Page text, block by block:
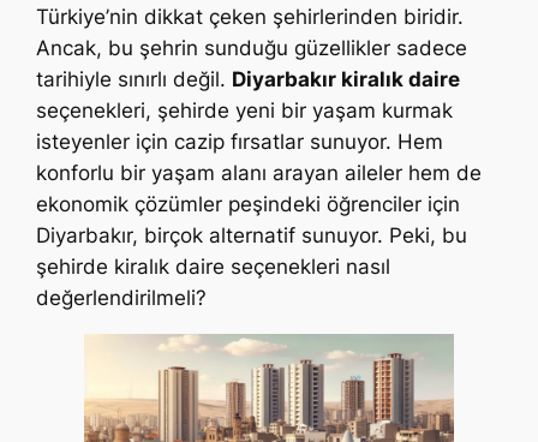
Türkiye’nin dikkat çeken şehirlerinden biridir.
Ancak, bu şehrin sunduğu güzellikler sadece
tarihiyle sınırlı değil. Diyarbakır kiralık daire
seçenekleri, şehirde yeni bir yaşam kurmak
isteyenler için cazip fırsatlar sunuyor. Hem
konforlu bir yaşam alanı arayan aileler hem de
ekonomik çözümler peşindeki öğrenciler için
Diyarbakır, birçok alternatif sunuyor. Peki, bu
şehirde kiralık daire seçenekleri nasıl
değerlendirilmeli?